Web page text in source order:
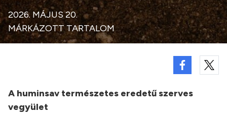
2026. MÁJUS 20.
MÁRKÁZOTT TARTALOM
A huminsav természetes eredetű szerves
vegyület